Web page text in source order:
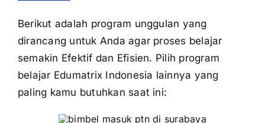
Berikut adalah program unggulan yang
dirancang untuk Anda agar proses belajar
semakin Efektif dan Efisien. Pilih program
belajar Edumatrix Indonesia lainnya yang
paling kamu butuhkan saat ini: